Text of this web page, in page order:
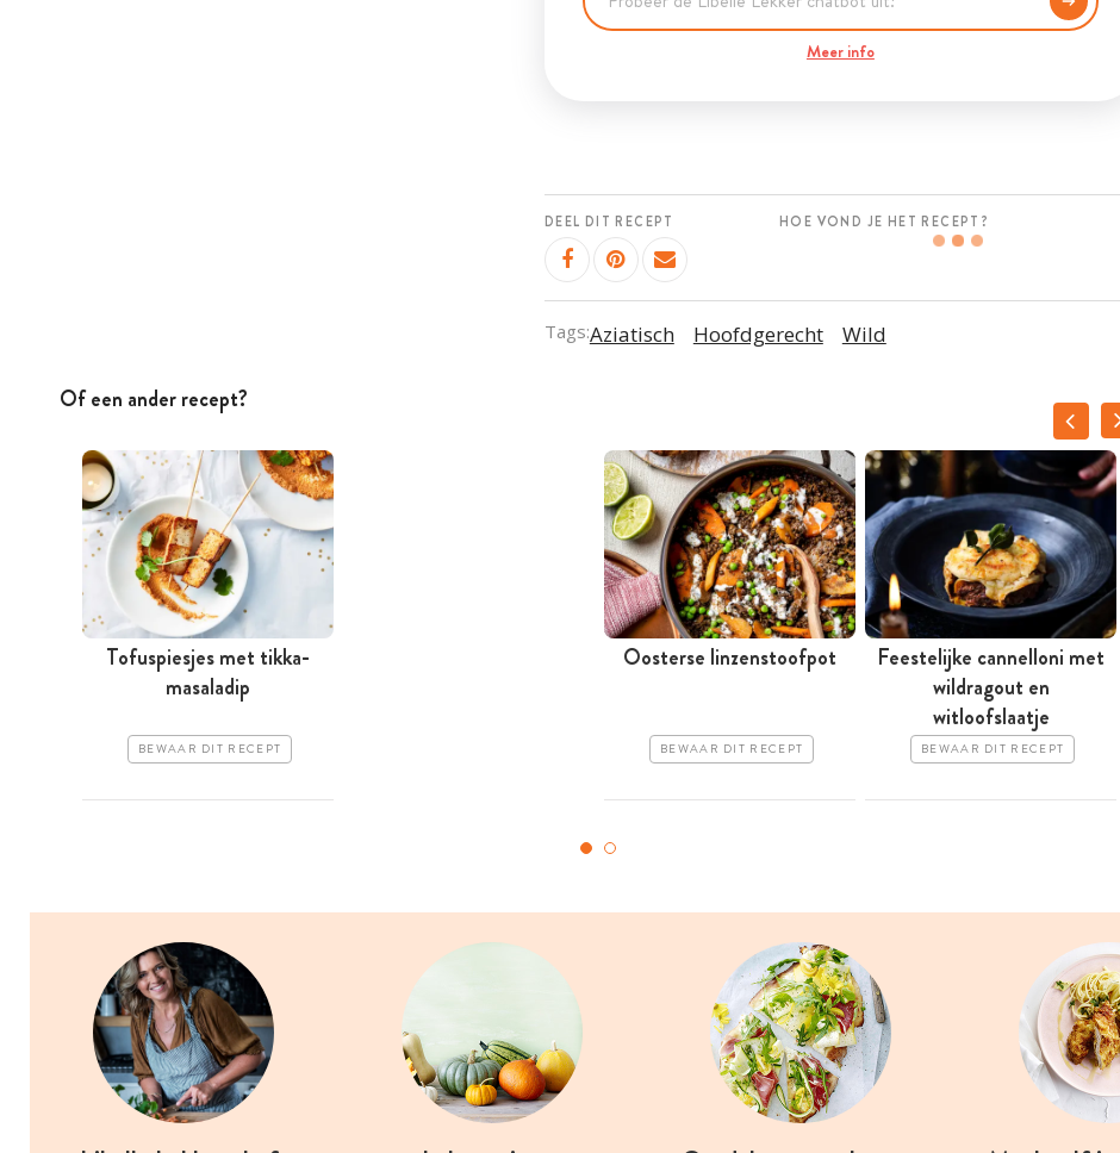
Meer info
DEEL DIT RECEPT HOE VOND JE HET RECEPT?
Tags:Aziatisch Hoofdgerecht Wild
Of een ander recept?
Tofuspiesjes met tikka-
masaladip
BEWAAR DIT RECEPT
Oosterse linzenstoofpot
BEWAAR DIT RECEPT
Feestelijke cannelloni met
wildragout en
witloofslaatje
BEWAAR DIT RECEPT